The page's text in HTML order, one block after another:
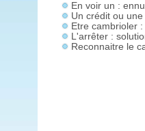
En voir un :
Un crédit ou
Etre cambrioler
L'arrêter :
Reconnaitre le